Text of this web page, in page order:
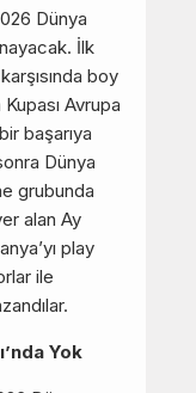
Dünya
İlk
boy
Avrupa
başarıya
Dünya
grubunda
alan Ay
play
ile
Yok